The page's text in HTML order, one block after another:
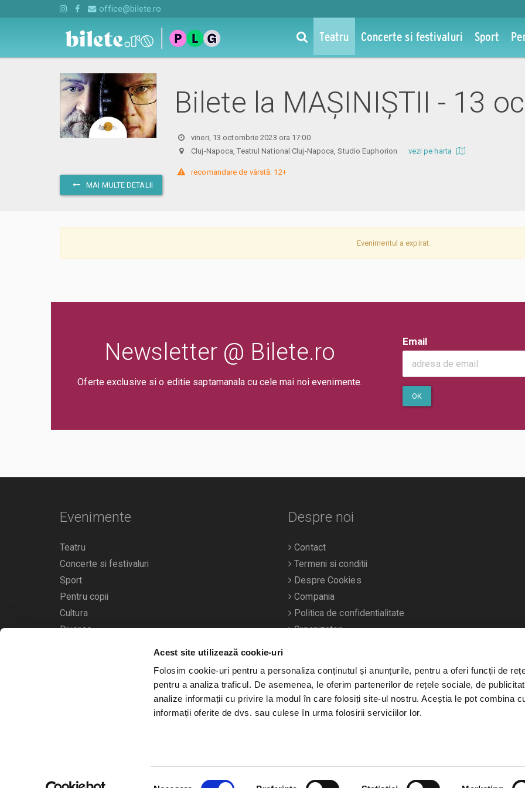
Acest site utilizează cookie-uri
Folosim cookie-uri pentru a personaliza conținutul și anunțurile, pentru a oferi funcții de
pentru a analiza traficul. De asemenea, le oferim partenerilor de rețele sociale, de
analize informații cu privire la modul în care folosiți site-ul nostru. Aceștia le pot combina
informații oferite de dvs. sau culese în urma folosirii serviciilor lor.
office@bilete.ro
Teatru Concerte si festivaluri Sport
MAI MULTE DETALII
Bilete la MAȘINIȘTII - 13
vineri, 13 octombrie 2023 ora 17:00
Cluj-Napoca, Teatrul National Cluj-Napoca, Studio Euphorion vezi pe harta
recomandare de vârstă: 12+
Evenimentul a expirat.
Newsletter @ Bilete.ro
Oferte exclusive si o editie saptamanala cu cele mai noi evenimente.
Email
OK
Evenimente
Teatru
Concerte si festivaluri
Sport
Pentru copii
Cultura
Diverse
Calendarul evenimentelor
Despre noi
Contact
Termeni si conditii
Despre Cookies
Compania
Politica de confidentialitate
Organizatori
Bilete.ro
A.N.P.C.
O.D.R.